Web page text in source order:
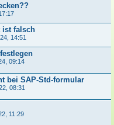
ist falsch
14:51
09:14
bei SAP-Std-formular
08:31
11:29